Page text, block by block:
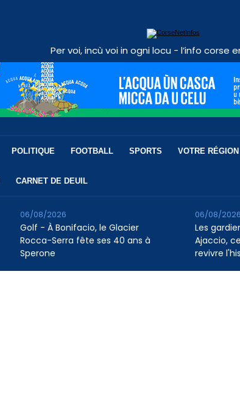
Per voi, incù voi in ogni locu - l’info corse
POLITIQUE FOOTBALL SPORTS VOTRE RÉGION
CARNET DE DEUIL
Golf - À Bonifacio, le Glacier
Rocca-Serra fête ses 40 ans à
Sperone
06/08/2026
Les
Ajaccio,
revivre
06/08/2026